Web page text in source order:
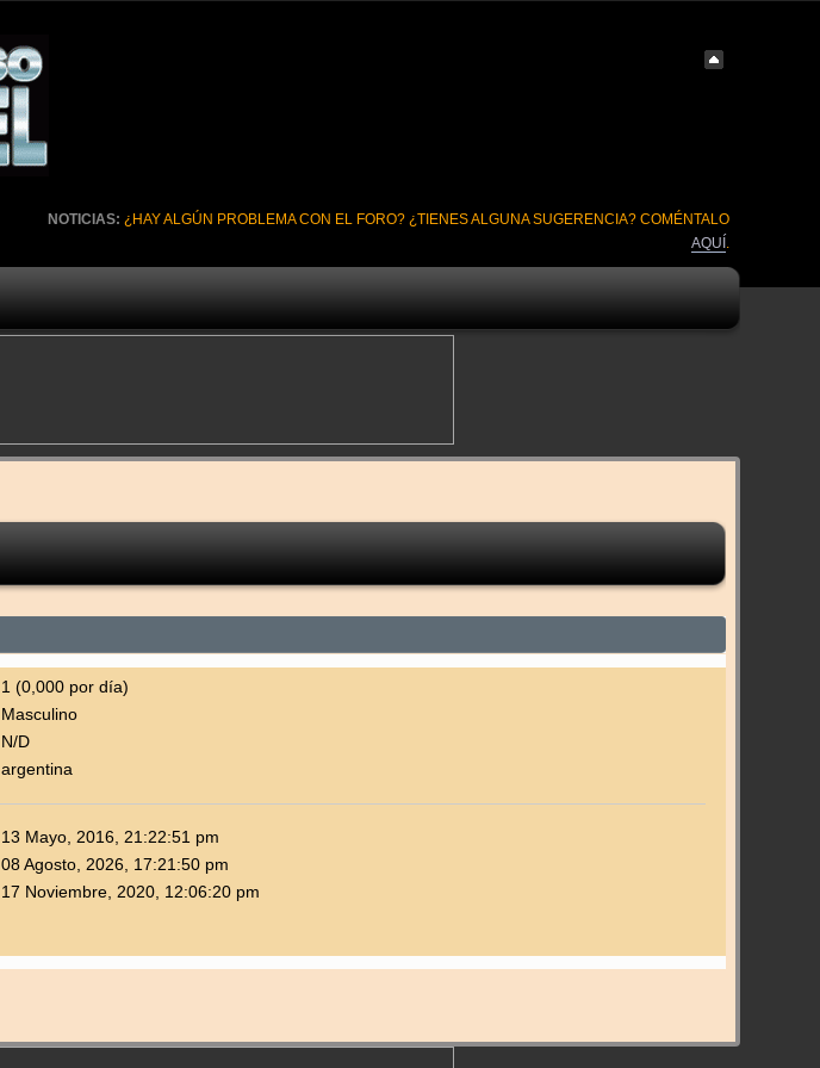
NOTICIAS: ¿HAY ALGÚN PROBLEMA CON EL FORO? ¿TIENES ALGUNA SUGERENCIA? COMÉNTALO
AQUÍ
1 (0,000 por día)
Masculino
N/D
argentina
13 Mayo, 2016, 21:22:51 pm
08 Agosto, 2026, 17:21:50 pm
17 Noviembre, 2020, 12:06:20 pm